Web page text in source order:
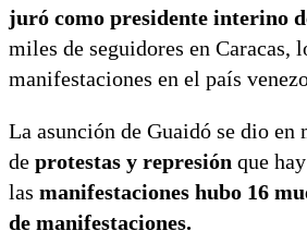
juró como presidente interino
miles de seguidores en Caracas,
manifestaciones en el país
La asunción de Guaidó se dio en
de protestas y represión que
las manifestaciones hubo 16
de manifestaciones.